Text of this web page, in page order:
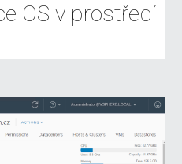
OS v prostředí